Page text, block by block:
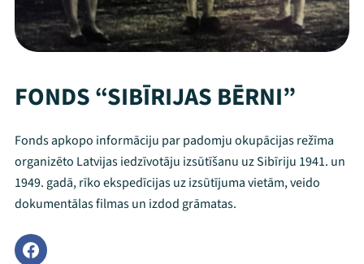
FONDS “SIBĪRIJAS BĒRNI”
Fonds apkopo informāciju par padomju okupācijas režīma
organizēto Latvijas iedzīvotāju izsūtīšanu uz Sibīriju 1941. un
1949. gadā, rīko ekspedīcijas uz izsūtījuma vietām, veido
dokumentālas filmas un izdod grāmatas.